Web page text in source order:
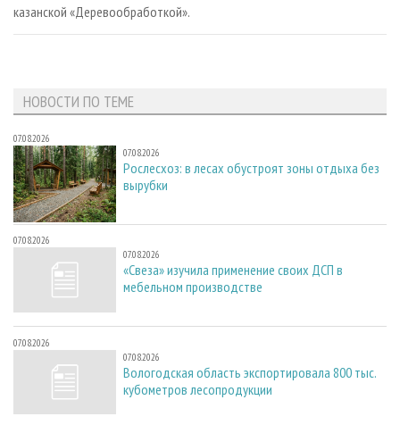
казанской «Деревообработкой».
НОВОСТИ ПО ТЕМЕ
07.08.2026
07.08.2026
Рослесхоз: в лесах обустроят зоны отдыха без
вырубки
07.08.2026
07.08.2026
«Свеза» изучила применение своих ДСП в
мебельном производстве
07.08.2026
07.08.2026
Вологодская область экспортировала 800 тыс.
кубометров лесопродукции